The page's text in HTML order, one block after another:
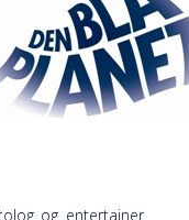
og entertainer